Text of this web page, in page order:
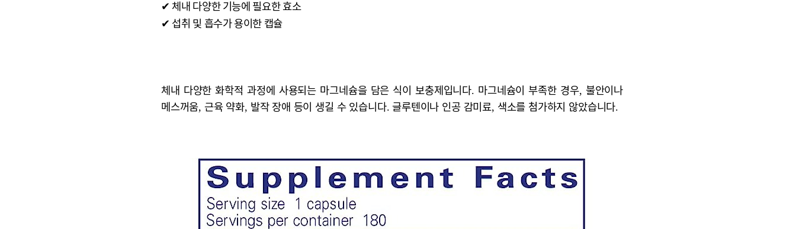
✔ 체내 다양한 기능에 필요한 효소
✔ 섭취 및 흡수가 용이한 캡슐
체내 다양한 화학적 과정에 사용되는 마그네슘을 담은 식이 보충제입니다. 마그네슘이 부족한 경우, 불안이나
메스꺼움, 근육 약화, 발작 장애 등이 생길 수 있습니다. 글루텐이나 인공 감미료, 색소를 첨가하지 않았습니다.